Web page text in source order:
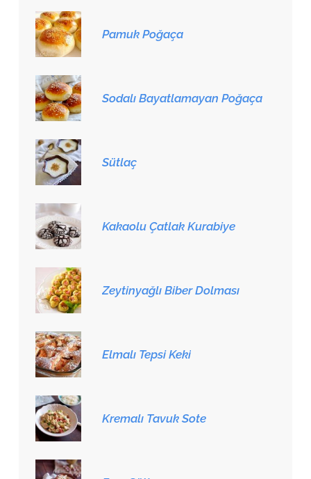
Pamuk Poğaça
Sodalı Bayatlamayan Poğaça
Sütlaç
Kakaolu Çatlak Kurabiye
Zeytinyağlı Biber Dolması
Elmalı Tepsi Keki
Kremalı Tavuk Sote